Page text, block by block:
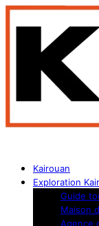
Kairouan
Exploration
Guide
Maison
Agence